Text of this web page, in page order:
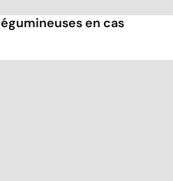
en cas